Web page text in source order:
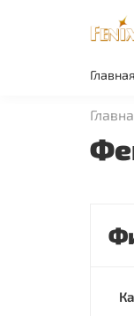
Главная